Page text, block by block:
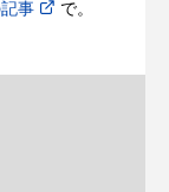
事 で。